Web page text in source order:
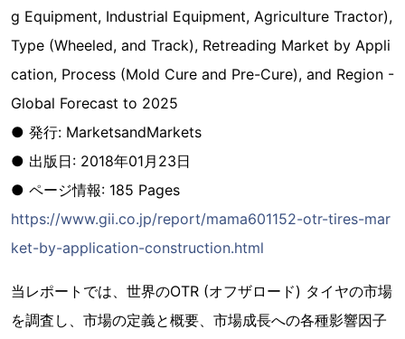
g Equipment, Industrial Equipment, Agriculture Tractor),
Type (Wheeled, and Track), Retreading Market by Appli
cation, Process (Mold Cure and Pre-Cure), and Region -
Global Forecast to 2025
● 発行: MarketsandMarkets
● 出版日: 2018年01月23日
● ページ情報: 185 Pages
https://www.gii.co.jp/report/mama601152-otr-tires-mar
ket-by-application-construction.html
当レポートでは、世界のOTR (オフザロード) タイヤの市場
を調査し、市場の定義と概要、市場成長への各種影響因子